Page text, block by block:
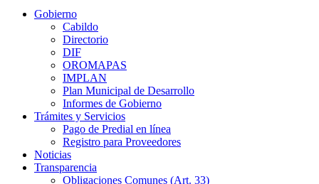
Gobierno
Cabildo
Directorio
DIF
OROMAPAS
IMPLAN
Plan Municipal de Desarrollo
Informes de Gobierno
Trámites y Servicios
Pago de Predial en línea
Registro para Proveedores
Noticias
Transparencia
Obligaciones Comunes (Art. 33)